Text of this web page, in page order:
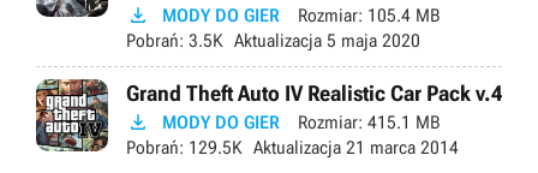
 MODY DO GIER Rozmiar: 105.4 MB
Pobrań: 3.5K Aktualizacja 5 maja 2020
Grand Theft Auto IV Realistic Car Pack v.4
 MODY DO GIER Rozmiar: 415.1 MB
Pobrań: 129.5K Aktualizacja 21 marca 2014